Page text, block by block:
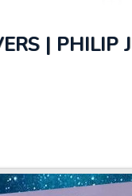
| PHILIP